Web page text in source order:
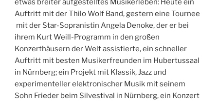
etwas breiter aufgestelltes Musikerleben: Heute ein
Auftritt mit der Thilo Wolf Band, gestern eine Tournee
mit der Star-Sopra­nistin Angela Denoke, der er bei
ihrem Kurt Weill-Programm in den großen
Konzerthäusern der Welt assistierte, ein schneller
Auftritt mit besten Musikerfreunden im Hubertussaal
in Nürnberg; ein Projekt mit Klassik, Jazz und
experimenteller elektro­nischer Musik mit seinem
Sohn Frieder beim Silvestival in Nürnberg, ein Konzert